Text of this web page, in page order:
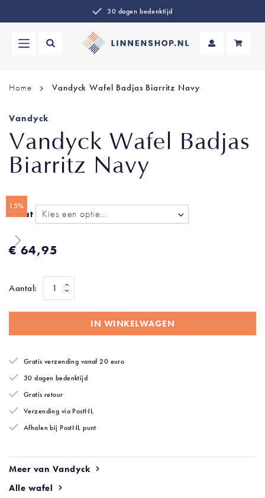
30 dagen bedenktijd
Home Vandyck Wafel Badjas Biarritz Navy
Vandyck
Vandyck Wafel Badjas
Biarritz Navy
Ga
naar
einde
van
gallerij
15%
Ga
naar
begin
van
gallerij
Maat
€ 64,95
Aantal:
IN WINKELWAGEN
Gratis verzending vanaf 20 euro
30 dagen bedenktijd
Gratis retour
Verzending via PostNL
Afhalen bij PostNL punt
Meer van Vandyck
Alle wafel